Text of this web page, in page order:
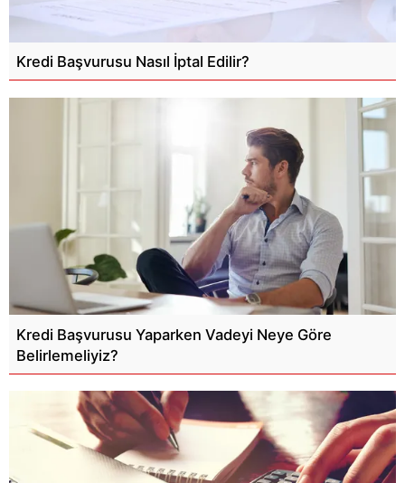
Kredi Başvurusu Nasıl İptal Edilir?
Kredi Başvurusu Yaparken Vadeyi Neye Göre
Belirlemeliyiz?